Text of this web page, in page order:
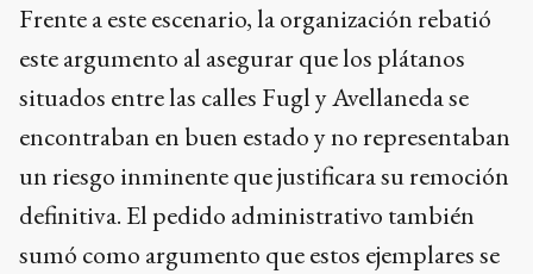
Frente a este escenario, la organización rebatió
este argumento al asegurar que los plátanos
situados entre las calles Fugl y Avellaneda se
encontraban en buen estado y no representaban
un riesgo inminente que justificara su remoción
definitiva. El pedido administrativo también
sumó como argumento que estos ejemplares se